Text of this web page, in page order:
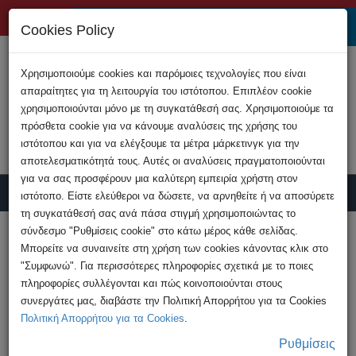
Υποβολή Καταγγελίας
HOME
Ανακοινώσεις
Συνεργασία για την αύξηση της
ευαισθητοποίησης σχετικά με ...
Cookies Policy
Χρησιμοποιούμε cookies και παρόμοιες τεχνολογίες που είναι
απαραίτητες για τη λειτουργία του ιστότοπου. Επιπλέον cookie
χρησιμοποιούνται μόνο με τη συγκατάθεσή σας. Χρησιμοποιούμε τα
πρόσθετα cookie για να κάνουμε αναλύσεις της χρήσης του
ιστότοπου και για να ελέγξουμε τα μέτρα μάρκετινγκ για την
αποτελεσματικότητά τους. Αυτές οι αναλύσεις πραγματοποιούνται
για να σας προσφέρουν μια καλύτερη εμπειρία χρήστη στον
ιστότοπο. Είστε ελεύθεροι να δώσετε, να αρνηθείτε ή να αποσύρετε
τη συγκατάθεσή σας ανά πάσα στιγμή χρησιμοποιώντας το
σύνδεσμο "Ρυθμίσεις cookie" στο κάτω μέρος κάθε σελίδας.
Μπορείτε να συναινείτε στη χρήση των cookies κάνοντας κλικ στο
"Συμφωνώ". Για περισσότερες πληροφορίες σχετικά με το ποιες
πληροφορίες συλλέγονται και πώς κοινοποιούνται στους
συνεργάτες μας, διαβάστε την Πολιτική Απορρήτου για τα Cookies
Πολιτική Απορρήτου για τα Cookies.
Ρυθμίσεις